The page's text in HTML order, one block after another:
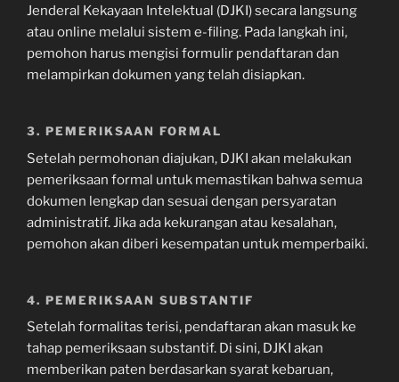
Jenderal Kekayaan Intelektual (DJKI) secara langsung
atau online melalui sistem e-filing. Pada langkah ini,
pemohon harus mengisi formulir pendaftaran dan
melampirkan dokumen yang telah disiapkan.
3. PEMERIKSAAN FORMAL
Setelah permohonan diajukan, DJKI akan melakukan
pemeriksaan formal untuk memastikan bahwa semua
dokumen lengkap dan sesuai dengan persyaratan
administratif. Jika ada kekurangan atau kesalahan,
pemohon akan diberi kesempatan untuk memperbaiki.
4. PEMERIKSAAN SUBSTANTIF
Setelah formalitas terisi, pendaftaran akan masuk ke
tahap pemeriksaan substantif. Di sini, DJKI akan
memberikan paten berdasarkan syarat kebaruan,